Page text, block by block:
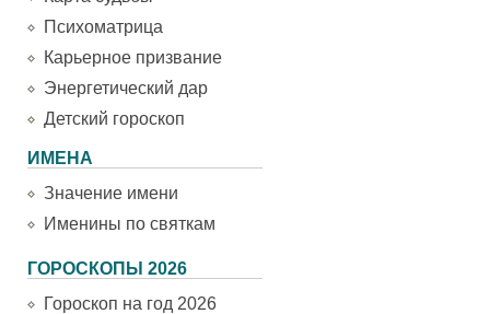
Психоматрица
Карьерное призвание
Энергетический дар
Детский гороскоп
ИМЕНА
Значение имени
Именины по святкам
ГОРОСКОПЫ 2026
Гороскоп на год 2026